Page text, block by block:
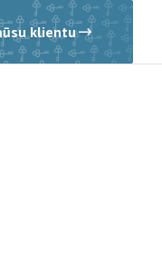
klientu